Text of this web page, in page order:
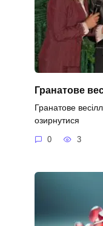
Гранатове
Гранатове
озирнутися
0 3